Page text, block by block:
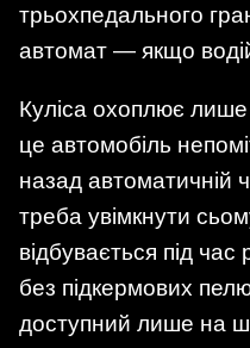
трьохпедального
автомат — якщо
Куліса охоплює
це автомобіль
назад автоматичній
треба увімкнути
відбувається під
без підкермових
доступний лише на